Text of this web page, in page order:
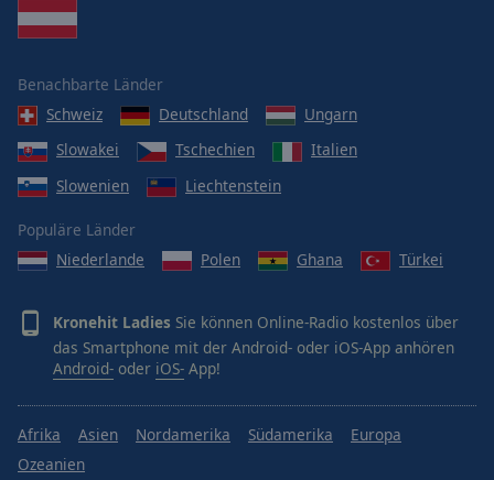
Benachbarte Länder
Schweiz
Deutschland
Ungarn
Slowakei
Tschechien
Italien
Slowenien
Liechtenstein
Populäre Länder
Niederlande
Polen Ghana Türkei
Kronehit Ladies Sie können Online-Radio kostenlos über
das Smartphone mit der Android- oder iOS-App anhören
Android- oder iOS- App!
Afrika Asien Nordamerika Südamerika
Europa
Ozeanien